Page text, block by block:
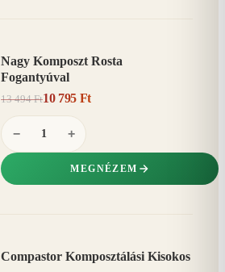
Nagy Komposzt Rosta
Fogantyúval
13 494 Ft10 795 Ft
− +
MEGNÉZEM
Compastor Komposztálási Kisokos